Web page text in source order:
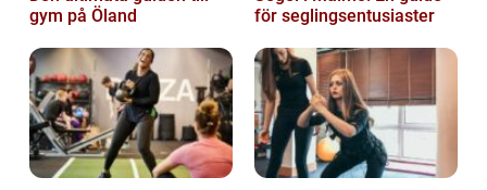
gym på Öland
för seglingsentusiaster